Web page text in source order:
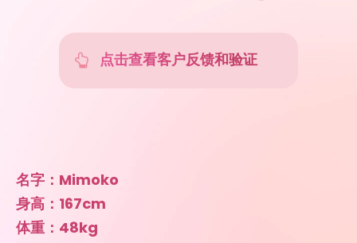
名字：Mimoko
身高：167cm
国籍：日本
价格：450/H 800/2H
OD BNE布村独家首映